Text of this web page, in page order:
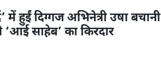
में हुईं दिग्गज अभिनेत्री उषा बचानी
‘आई साहेब’ का किरदार